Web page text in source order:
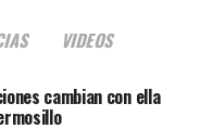
VIDEOS
cambian con ella